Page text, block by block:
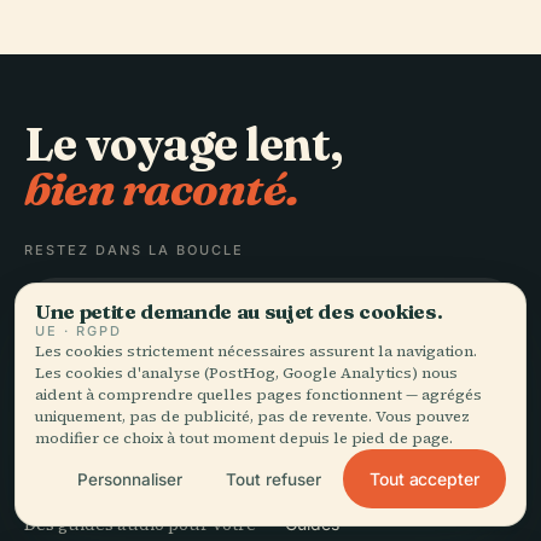
Le voyage lent,
bien raconté.
RESTEZ DANS LA BOUCLE
Rejoindre
Audiala
Des guides audio pour votre
EXPLORER
Destinations
Guides
Une petite demande au sujet des cookies.
UE · RGPD
Les cookies strictement nécessaires assurent la navigation.
Les cookies d'analyse (PostHog, Google Analytics) nous
aident à comprendre quelles pages fonctionnent — agrégés
uniquement, pas de publicité, pas de revente. Vous pouvez
modifier ce choix à tout moment depuis le pied de page.
Personnaliser Tout refuser Tout accepter